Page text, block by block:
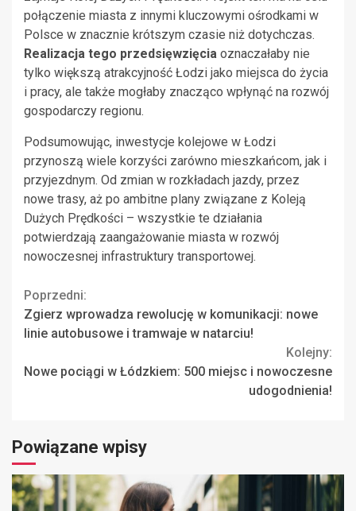
połączenie miasta z innymi kluczowymi ośrodkami w
Polsce w znacznie krótszym czasie niż dotychczas.
Realizacja tego przedsięwzięcia oznaczałaby nie
tylko większą atrakcyjność Łodzi jako miejsca do życia
i pracy, ale także mogłaby znacząco wpłynąć na rozwój
gospodarczy regionu.
Podsumowując, inwestycje kolejowe w Łodzi
przynoszą wiele korzyści zarówno mieszkańcom, jak i
przyjezdnym. Od zmian w rozkładach jazdy, przez
nowe trasy, aż po ambitne plany związane z Koleją
Dużych Prędkości – wszystkie te działania
potwierdzają zaangażowanie miasta w rozwój
nowoczesnej infrastruktury transportowej.
Continue
Reading
Poprzedni:
Zgierz wprowadza rewolucję w komunikacji: nowe
linie autobusowe i tramwaje w natarciu!
Kolejny:
Nowe pociągi w Łódzkiem: 500 miejsc i nowoczesne
udogodnienia!
Powiązane wpisy